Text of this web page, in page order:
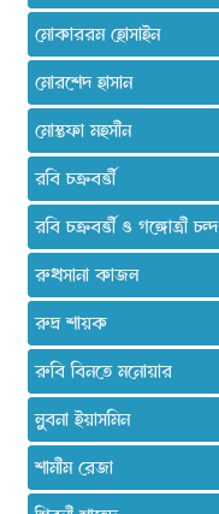
মোকাররম হোসাইন
মোরশেদ হাসান
মোস্তফা মহসীন
রবি চক্রবর্ত্তী
রবি চক্রবর্ত্তী ও গঙ্গোত্রী চন্দ
রুখসানা কাজল
রুদ্র শায়ক
রুবি বিনতে মনোয়ার
লুবনা ইয়াসমিন
শামীম রেজা